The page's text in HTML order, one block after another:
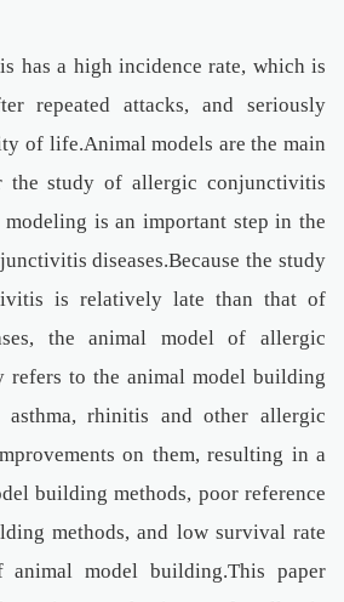
has a high incidence rate, which is
repeated attacks, and seriously
of life.Animal models are the main
the study of allergic conjunctivitis
modeling is an important step in the
diseases.Because the study
is relatively late than that of
the animal model of allergic
refers to the animal model building
rhinitis and other allergic
on them, resulting in a
building methods, poor reference
methods, and low survival rate
animal model building.This paper